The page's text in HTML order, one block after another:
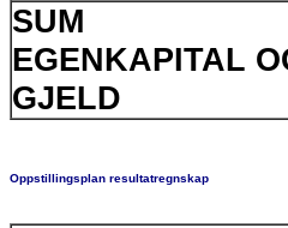
SUM
EGENKAPITAL
GJELD
Oppstillingsplan resultatregnskap